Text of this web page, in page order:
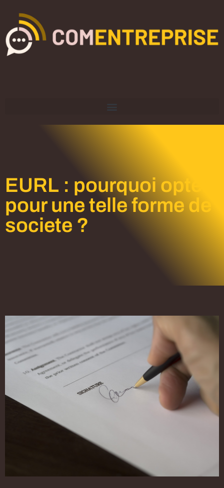
EURL : pourquoi opter
pour une telle forme de
societe ?